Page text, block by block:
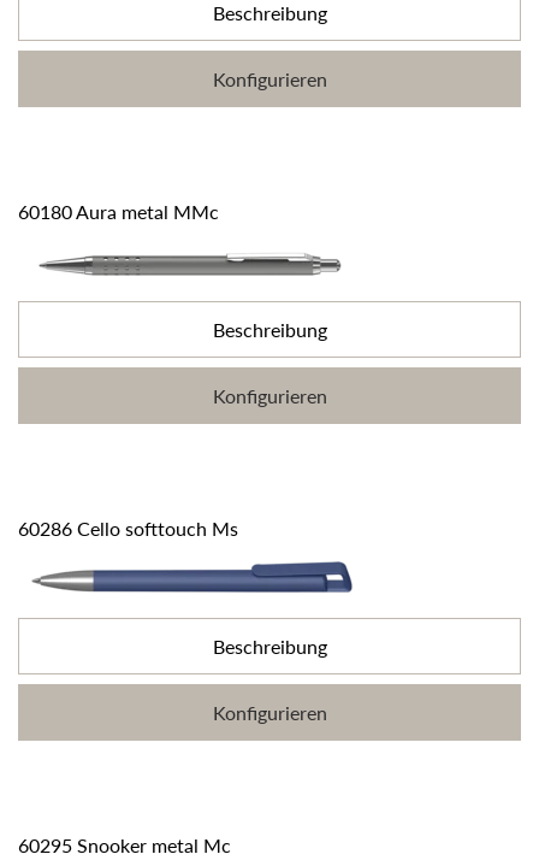
Beschreibung
Konfigurieren
60180 Aura metal MMc
Beschreibung
Konfigurieren
60286 Cello softtouch Ms
Beschreibung
Konfigurieren
60295 Snooker metal Mc